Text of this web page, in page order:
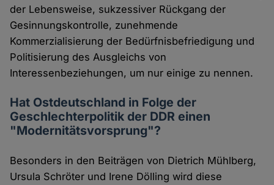
der Lebensweise, sukzessiver Rückgang der
Gesinnungskontrolle, zunehmende
Kommerzialisierung der Bedürfnisbefriedigung und
Politisierung des Ausgleichs von
Interessenbeziehungen, um nur einige zu nennen.
Hat Ostdeutschland in Folge der
Geschlechterpolitik der DDR einen
"Modernitätsvorsprung"?
Besonders in den Beiträgen von Dietrich Mühlberg,
Ursula Schröter und Irene Dölling wird diese